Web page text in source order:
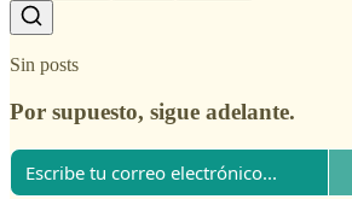
Sin posts
Por supuesto, sigue adelante.